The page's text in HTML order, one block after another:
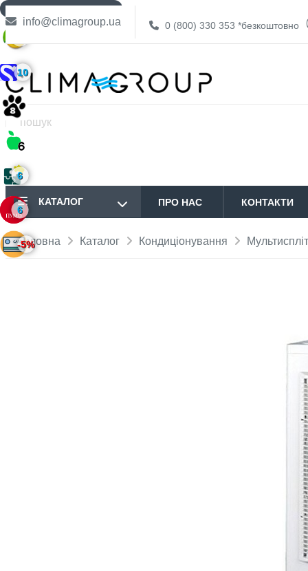
info@climagroup.ua 0 (800) 330 353 *безкоштовно
КАТАЛОГ ПРО НАС КОНТАКТИ
Головна Каталог Кондиціонування
ДОСТАВКА БЕЗКОШТОВНО
10
6
6
-5%